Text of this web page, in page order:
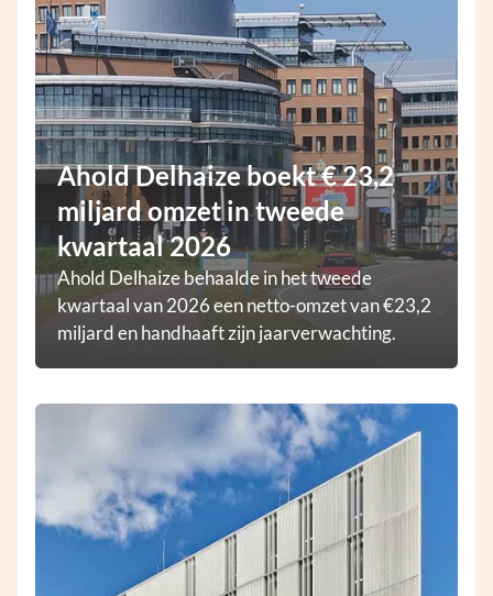
Ahold Delhaize boekt € 23,2
miljard omzet in tweede
kwartaal 2026
Ahold Delhaize behaalde in het tweede
kwartaal van 2026 een netto-omzet van €23,2
miljard en handhaaft zijn jaarverwachting.